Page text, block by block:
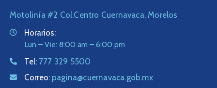
Motolinía #2 Col.Centro Cuernavaca, Morelos
Horarios:
Lun – Vie: 8:00 am – 6:00 pm
Tel: 777 329 5500
Correo: pagina@cuernavaca.gob.mx